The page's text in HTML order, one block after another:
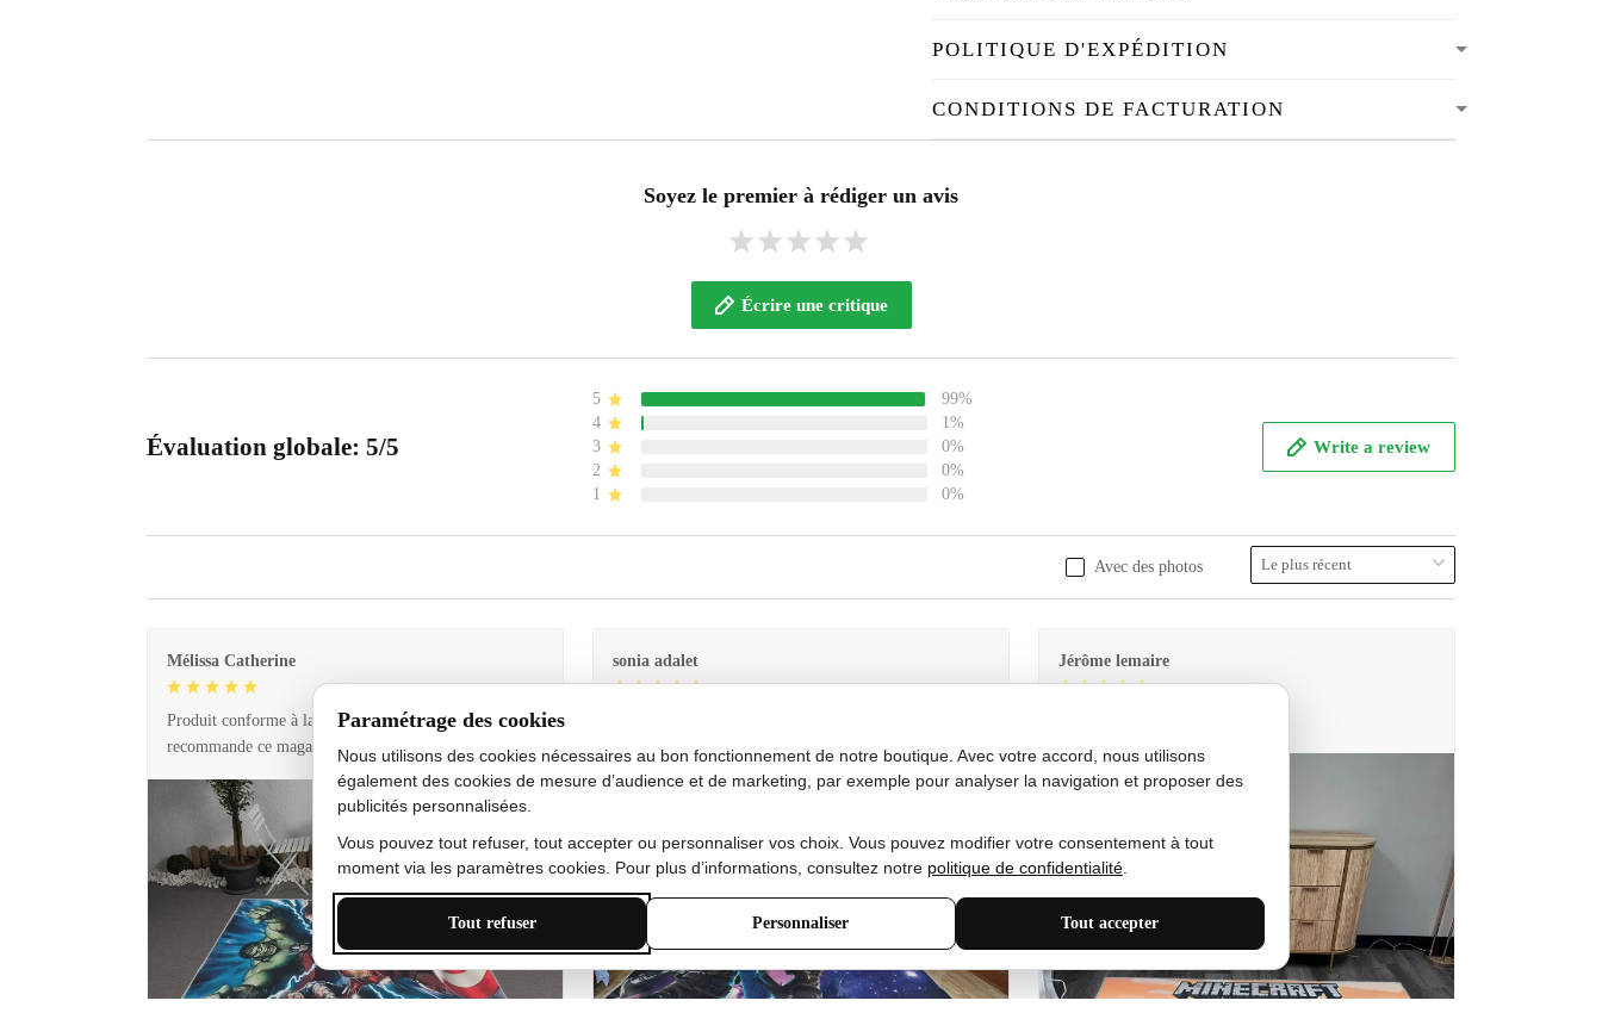
POLITIQUE D'EXPÉDITION
CONDITIONS DE FACTURATION
Soyez le premier à rédiger un avis
Écrire une critique
Évaluation globale: 5/5
5
99%
4
1%
3
0%
2
0%
1
0%
Write a review
Avec des photos
Mélissa Catherine
Produit conforme à la description et livraison rapide. Je
recommande ce magasin !
sonia adalet
bon état doux
Jérôme lemaire
Paramétrage des cookies
Nous utilisons des cookies nécessaires au bon fonctionnement de notre boutique. Avec votre accord, nous utilisons
également des cookies de mesure d’audience et de marketing, par exemple pour analyser la navigation et proposer des
publicités personnalisées.
Vous pouvez tout refuser, tout accepter ou personnaliser vos choix. Vous pouvez modifier votre consentement à tout
moment via les paramètres cookies. Pour plus d’informations, consultez notre politique de confidentialité
Tout refuser Personnaliser Tout accepter